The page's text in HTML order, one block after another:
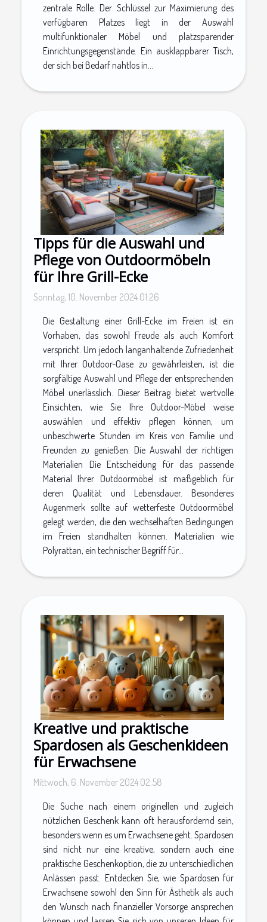
zentrale Rolle. Der Schlüssel zur Maximierung des
verfügbaren Platzes liegt in der Auswahl
multifunktionaler Möbel und platzsparender
Einrichtungsgegenstände. Ein ausklappbarer Tisch,
der sich bei Bedarf nahtlos in...
Tipps für die Auswahl und
Pflege von Outdoormöbeln
für Ihre Grill-Ecke
Sonntag, 10. November 2024 01:26
Die Gestaltung einer Grill-Ecke im Freien ist ein
Vorhaben, das sowohl Freude als auch Komfort
verspricht. Um jedoch langanhaltende Zufriedenheit
mit Ihrer Outdoor-Oase zu gewährleisten, ist die
sorgfältige Auswahl und Pflege der entsprechenden
Möbel unerlässlich. Dieser Beitrag bietet wertvolle
Einsichten, wie Sie Ihre Outdoor-Möbel weise
auswählen und effektiv pflegen können, um
unbeschwerte Stunden im Kreis von Familie und
Freunden zu genießen. Die Auswahl der richtigen
Materialien Die Entscheidung für das passende
Material Ihrer Outdoormöbel ist maßgeblich für
deren Qualität und Lebensdauer. Besonderes
Augenmerk sollte auf wetterfeste Outdoormöbel
gelegt werden, die den wechselhaften Bedingungen
im Freien standhalten können. Materialien wie
Polyrattan, ein technischer Begriff für...
Kreative und praktische
Spardosen als Geschenkideen
für Erwachsene
Mittwoch, 6. November 2024 02:58
Die Suche nach einem originellen und zugleich
nützlichen Geschenk kann oft herausfordernd sein,
besonders wenn es um Erwachsene geht. Spardosen
sind nicht nur eine kreative, sondern auch eine
praktische Geschenkoption, die zu unterschiedlichen
Anlässen passt. Entdecken Sie, wie Spardosen für
Erwachsene sowohl den Sinn für Ästhetik als auch
den Wunsch nach finanzieller Vorsorge ansprechen